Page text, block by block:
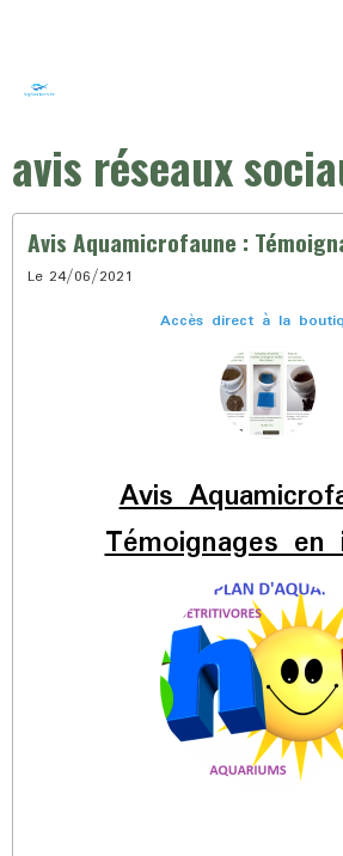
avis réseaux
Avis Aquamicrofaune :
Le 24/06/2021
Accès direct à la
Avis
Témoignages en